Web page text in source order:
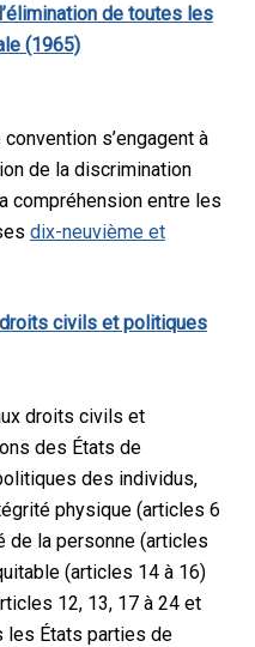
de toutes les
(1965)
s’engagent à
de la discrimination
compréhension entre les
dix-neuvième et
civils et politiques
droits civils et
des États de
des individus,
physique (articles 6
de la personne (articles
(articles 14 à 16)
12, 13, 17 à 24 et
les États parties de